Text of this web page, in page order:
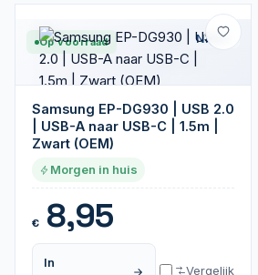
Op voorraad Nieuw
Samsung EP-DG930 | USB 2.0
| USB-A naar USB-C | 1.5m |
Zwart (OEM)
Morgen in huis
€8,95
In
Vergelijk